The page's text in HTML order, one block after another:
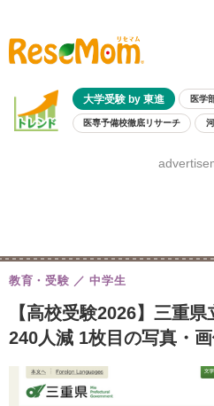
大学受験 by 東進 医学
医専予備校徹底リサーチ
8月開催学校説明
【高校受験2026】三重
240人減 1枚目の写真・
教育・受験 中学生